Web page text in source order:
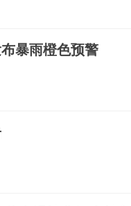
暴雨橙色预警